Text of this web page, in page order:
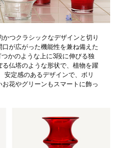
つクラシックなデザインと切り
が広がった機能性を兼ね備えた
つかのような上に3段に伸びる独
仏塔のような形状で、植物を躍
安定感のあるデザインで、ボリ
花やグリーンもスマートに飾っ